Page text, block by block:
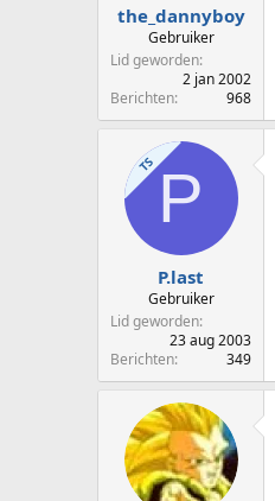
the_dannyboy
Gebruiker
Lid geworden
2 jan 2002
Berichten
968
TS P
P.last
Gebruiker
Lid geworden
23 aug 2003
Berichten
349